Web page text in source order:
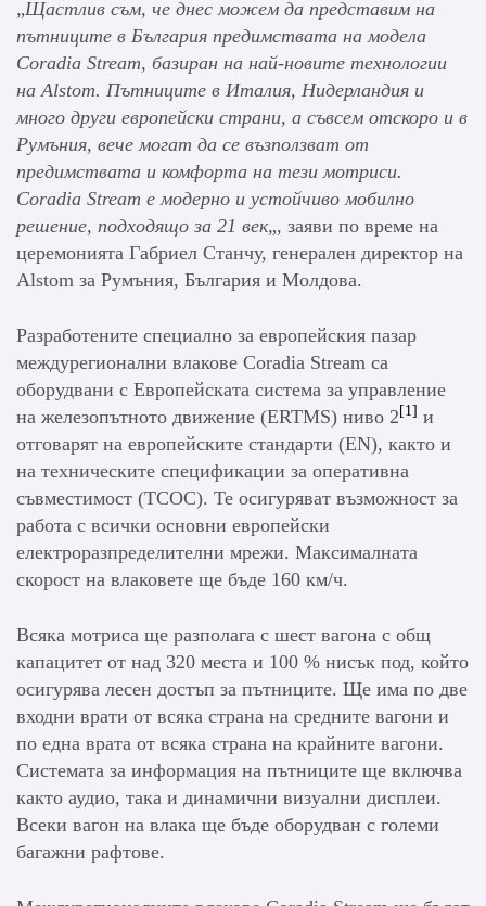
„Щастлив съм, че днес можем да представим на
пътниците в България предимствата на модела
Coradia Stream, базиран на най-новите технологии
на Alstom. Пътниците в Италия, Нидерландия и
много други европейски страни, а съвсем отскоро и в
Румъния, вече могат да се възползват от
предимствата и комфорта на тези мотриси.
Coradia Stream е модерно и устойчиво мобилно
решение, подходящо за 21 век„, заяви по време на
церемонията Габриел Станчу, генерален директор на
Alstom за Румъния, България и Молдова.
Разработените специално за европейския пазар
междурегионални влакове Coradia Stream са
оборудвани с Европейската система за управление
на железопътното движение (ERTMS) ниво 2 [1] и
отговарят на европейските стандарти (EN), както и
на техническите спецификации за оперативна
съвместимост (ТСОС). Те осигуряват възможност за
работа с всички основни европейски
електроразпределителни мрежи. Максималната
скорост на влаковете ще бъде 160 км/ч.
Всяка мотриса ще разполага с шест вагона с общ
капацитет от над 320 места и 100 % нисък под, който
осигурява лесен достъп за пътниците. Ще има по две
входни врати от всяка страна на средните вагони и
по една врата от всяка страна на крайните вагони.
Системата за информация на пътниците ще включва
както аудио, така и динамични визуални дисплеи.
Всеки вагон на влака ще бъде оборудван с големи
багажни рафтове.